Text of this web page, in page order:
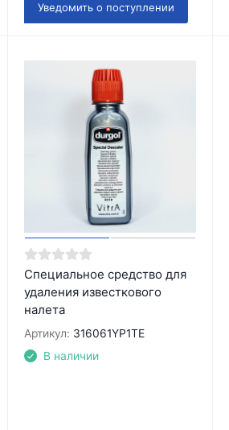
Уведомить о поступлении
Специальное средство для
удаления известкового
налета
Артикул: 316061YP1TE
В наличии